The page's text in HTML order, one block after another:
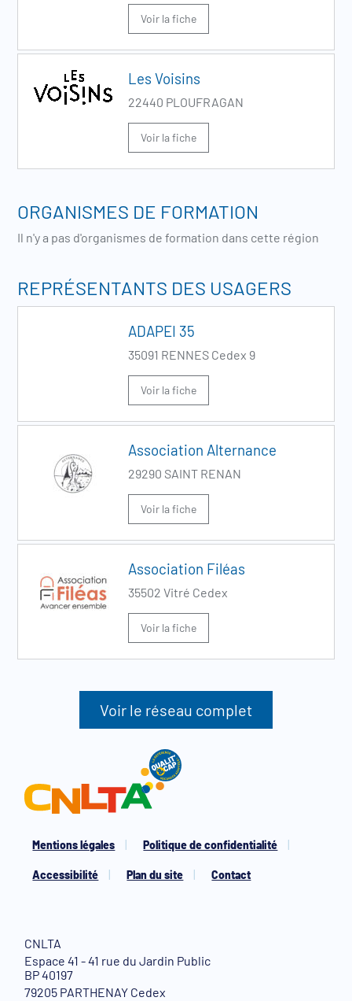
Voir la fiche
Les Voisins
22440 PLOUFRAGAN
Voir la fiche
ORGANISMES DE FORMATION
Il n'y a pas d'organismes de formation dans cette région
REPRÉSENTANTS DES USAGERS
ADAPEI 35
35091 RENNES Cedex 9
Voir la fiche
Association Alternance
29290 SAINT RENAN
Voir la fiche
Association Filéas
35502 Vitré Cedex
Voir la fiche
Voir le réseau complet
Mentions légales Politique de confidentialité
Accessibilité Plan du site Contact
CNLTA
Espace 41 - 41 rue du Jardin Public
BP 40197
79205 PARTHENAY Cedex